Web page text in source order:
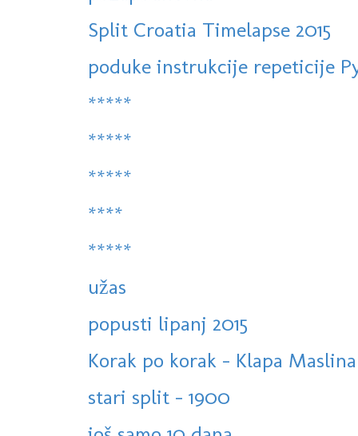
Split Croatia Timelapse 2015
poduke instrukcije repeticije
*****
*****
*****
****
*****
užas
popusti lipanj 2015
Korak po korak - Klapa
stari split - 1900